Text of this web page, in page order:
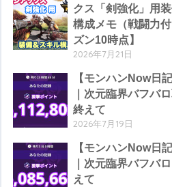
クス「剣強化」用
構成メモ（戦闘力
ズン10時点】
2026年7月21日
【モンハンNow日
｜次元臨界バフバ
終えて
2026年7月19日
【モンハンNow日
｜次元臨界バフバ
えて